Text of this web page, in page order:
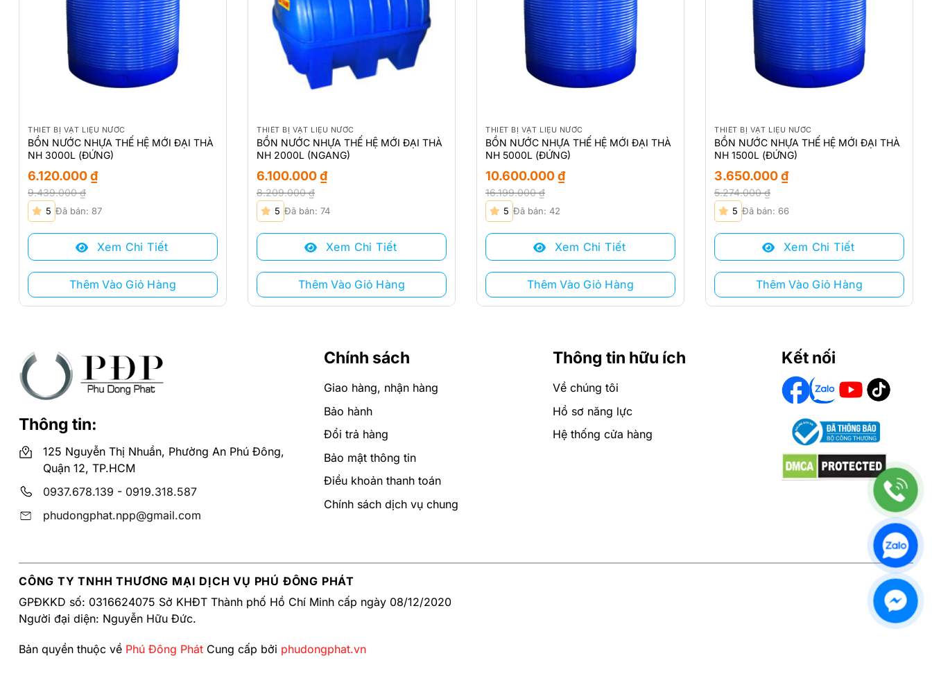
THIẾT BỊ VẬT LIỆU NƯỚC
BỒN NƯỚC NHỰA THẾ HỆ MỚI ĐẠI THÀ
NH 3000L (ĐỨNG)
9.439.000₫
Giá
gốc
là:
9.439.000 ₫.
6.120.000₫
Giá
hiện
tại
6.120.000 ₫.
5 Đã bán: 87
Xem Chi Tiết
Thêm Vào Giỏ Hàng
THIẾT BỊ VẬT LIỆU NƯỚC
BỒN NƯỚC NHỰA THẾ HỆ MỚI ĐẠI THÀ
NH 2000L (NGANG)
8.209.000₫
Giá
gốc
là:
8.209.000 ₫.
6.100.000₫
Giá
hiện
tại
6.100.000 ₫.
5 Đã bán: 74
Xem Chi Tiết
Thêm Vào Giỏ Hàng
THIẾT BỊ VẬT LIỆU NƯỚC
BỒN NƯỚC NHỰA THẾ HỆ MỚI ĐẠI THÀ
NH 5000L (ĐỨNG)
16.199.000₫
Giá
gốc
là:
16.199.000 ₫.
10.600.000₫
Giá
hiện
tại
10.600.000 ₫.
5 Đã bán: 42
Xem Chi Tiết
Thêm Vào Giỏ Hàng
THIẾT BỊ VẬT LIỆU NƯỚC
BỒN NƯỚC NHỰA THẾ HỆ MỚI ĐẠI THÀ
NH 1500L (ĐỨNG)
5.274.000₫
Giá
gốc
là:
5.274.000 ₫.
3.650.000₫
Giá
hiện
tại
3.650.000 ₫.
5 Đã bán: 66
Xem Chi Tiết
Thêm Vào Giỏ Hàng
Thông tin:
125 Nguyễn Thị Nhuần, Phường An Phú Đông,
Quận 12, TP.HCM
0937.678.139 - 0919.318.587
phudongphat.npp@gmail.com
Chính sách
Giao hàng, nhận hàng
Bảo hành
Đổi trả hàng
Bảo mật thông tin
Điều khoản thanh toán
Chính sách dịch vụ chung
Thông tin hữu ích
Về chúng tôi
Hồ sơ năng lực
Hệ thống cửa hàng
Kết nối
CÔNG TY TNHH THƯƠNG MẠI DỊCH VỤ PHÚ ĐÔNG PHÁT
GPĐKKD số: 0316624075 Sở KHĐT Thành phố Hồ Chí Minh cấp ngày 08/12/2020
Người đại diện: Nguyễn Hữu Đức.
Bản quyền thuộc về Phú Đông Phát Cung cấp bởi phudongphat.vn